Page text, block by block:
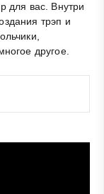
для вас. Внутри
трэп и
другое.